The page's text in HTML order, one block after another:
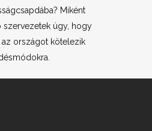
Miként
szervezetek úgy, hogy
országot kötelezik